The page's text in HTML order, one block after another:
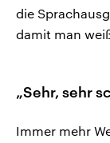
die
damit man
„Sehr, sehr
Immer mehr